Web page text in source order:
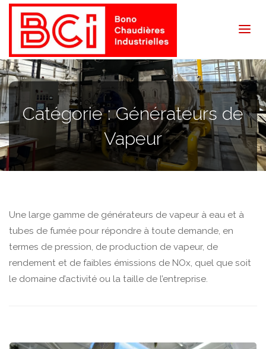
Catégorie :Générateurs de
Vapeur
Une large gamme de générateurs de vapeur à eau et à
tubes de fumée pour répondre à toute demande, en
termes de pression, de production de vapeur, de
rendement et de faibles émissions de NOx, quel que soit
le domaine d’activité ou la taille de l’entreprise.